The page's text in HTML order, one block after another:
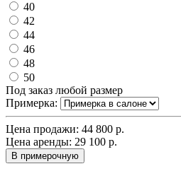
40
42
44
46
48
50
Под заказ любой размер
Примерка:
Цена продажи: 44 800 р.
Цена аренды: 29 100 р.
В примерочную